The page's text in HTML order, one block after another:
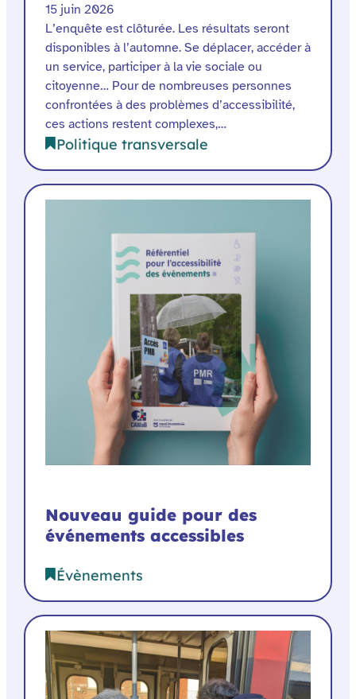
15 juin 2026
L’enquête est clôturée. Les résultats seront
disponibles à l’automne. Se déplacer, accéder à
un service, participer à la vie sociale ou
citoyenne… Pour de nombreuses personnes
confrontées à des problèmes d’accessibilité,
ces actions restent complexes,…
Politique transversale
Nouveau guide pour des
événements accessibles
Évènements